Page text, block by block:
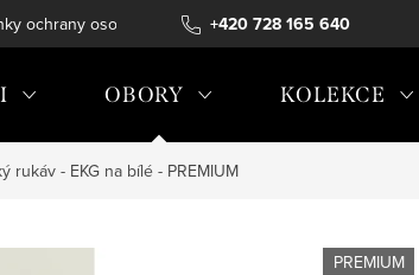
+420 728 165 640
ochrany osobních údajů
OBORY KOLEKCE
rukáv - EKG na bílé - PREMIUM
PREMIUM